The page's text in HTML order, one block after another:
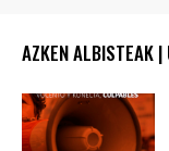
AZKEN ALBISTEAK